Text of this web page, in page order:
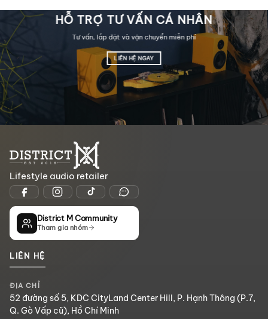
HỖ TRỢ TƯ VẤN CÁ NHÂN
Tư vấn, lắp đặt và vận chuyển miễn phí
LIÊN HỆ NGAY
Lifestyle audio retailer
District M Community
Tham gia nhóm
LIÊN HỆ
ĐỊA CHỈ
52 đường số 5, KDC CityLand Center Hill, P. Hạnh Thông (P.7,
Q. Gò Vấp cũ), Hồ Chí Minh